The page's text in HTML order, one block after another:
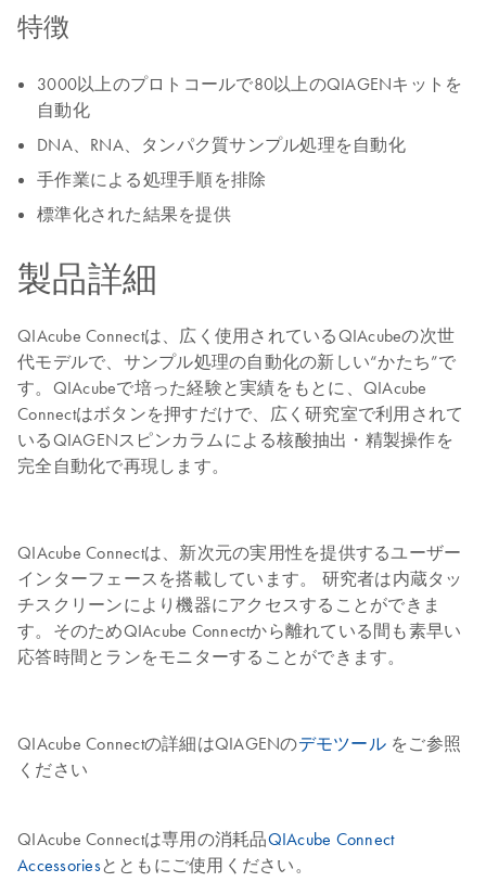
特徴
3000以上のプロトコールで80以上のQIAGENキットを
自動化
DNA、RNA、タンパク質サンプル処理を自動化
手作業による処理手順を排除
標準化された結果を提供
製品詳細
QIAcube Connectは、広く使用されているQIAcubeの次世
代モデルで、サンプル処理の自動化の新しい“かたち”で
す。QIAcubeで培った経験と実績をもとに、QIAcube
Connectはボタンを押すだけで、広く研究室で利用されて
いるQIAGENスピンカラムによる核酸抽出・精製操作を
完全自動化で再現します。
QIAcube Connectは、新次元の実用性を提供するユーザー
インターフェースを搭載しています。 研究者は内蔵タッ
チスクリーンにより機器にアクセスすることができま
す。そのためQIAcube Connectから離れている間も素早い
応答時間とランをモニターすることができます。
QIAcube Connectの詳細はQIAGENのデモツールをご参照
ください
QIAcube Connectは専用の消耗品QIAcube Connect
Accessoriesとともにご使用ください。